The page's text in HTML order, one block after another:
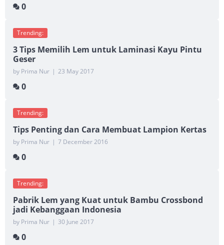
0
Trending:
3 Tips Memilih Lem untuk Laminasi Kayu Pintu
Geser
by Prima Nur | 23 May 2017
0
Trending:
Tips Penting dan Cara Membuat Lampion Kertas
by Prima Nur | 7 December 2016
0
Trending:
Pabrik Lem yang Kuat untuk Bambu Crossbond
jadi Kebanggaan Indonesia
by Prima Nur | 30 June 2017
0